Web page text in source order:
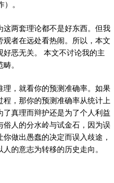
。
两套理论都不是好东西。但我
者在远处看热闹。所以，本文
恶无关。 本文不讨论我的主
。
，就看你的预测准确率。如果
，那你的预测准确率从统计上
真理而辩护还是为了个人利益
人的分水岭与试金石，因为误
做出愚蠢的决定而误入歧途，
的意志为转移的历史走向。